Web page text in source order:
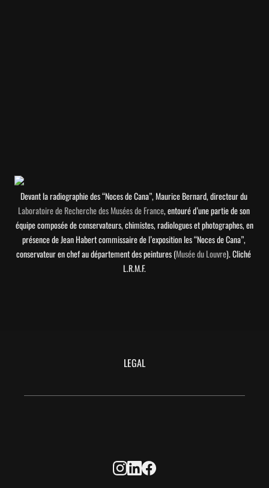
Devant la radiographie des “Noces de Cana”, Maurice Bernard, directeur du
Laboratoire de Recherche des Musées de France, entouré d’une partie de son
équipe composée de conservateurs, chimistes, radiologues et photographes, en
présence de Jean Habert commissaire de l’exposition les “Noces de Cana”,
conservateur en chef au département des peintures (Musée du Louvre). Cliché
L.R.M.F.
LEGAL